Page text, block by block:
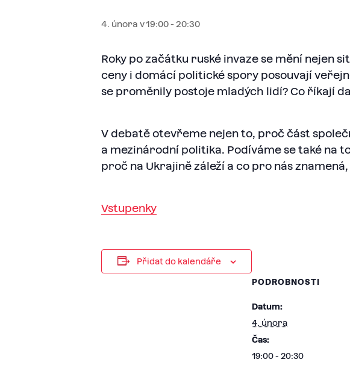
4. února v 19:00-20:30
Roky po začátku ruské invaze se mění nejen
ceny i domácí politické spory posouvají
se proměnily postoje mladých lidí? Co říkají
V debatě otevřeme nejen to, proč část
a mezinárodní politika. Podíváme se také na
proč na Ukrajině záleží a co pro nás
Vstupenky
Přidat do kalendáře
PODROBNOSTI
Datum:
4. února
Čas:
19:00 - 20:30